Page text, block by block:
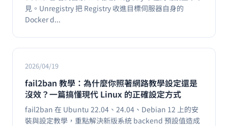
見。Unregistry 把 Registry 收進目標伺服器自身的
Docker d...
2026/04/19
fail2ban 教學：為什麼你照著網路教學設定還是
沒效？一篇搞懂現代 Linux 的正確設定方式
fail2ban 在 Ubuntu 22.04、24.04、Debian 12 上的安
裝與設定教學，重點解決新版系統 backend 預設值造成